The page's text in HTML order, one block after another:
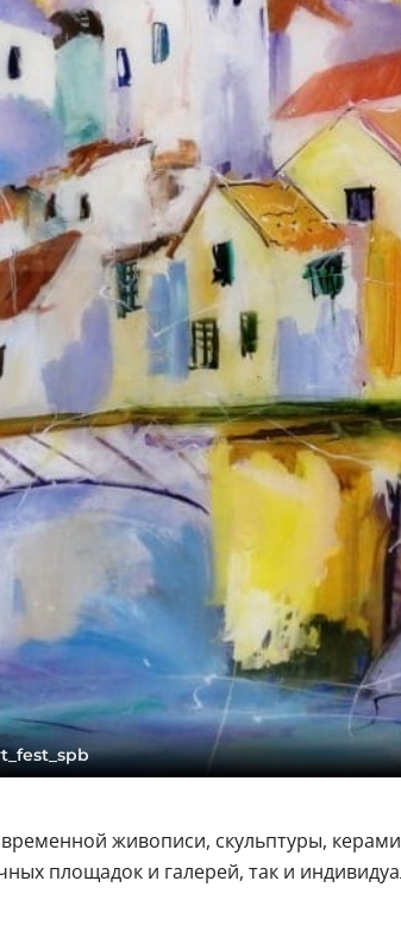
живописи, скульптуры,
площадок и галерей, так и